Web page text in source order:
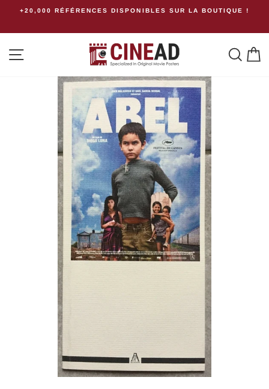
Passer
+20,000 RÉFÉRENCES DISPONIBLES SUR LA BOUTIQUE !